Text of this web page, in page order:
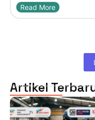
Read More
Artikel